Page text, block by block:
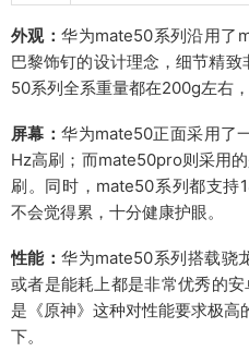
前置摄像头像
素
闪光灯 1组LED补光灯
调、超级夜景、
ivid、微距画中
焦、高像素模式
化、双景录像
慢动作、全景模
照片、快拍、
照、定时拍照
广角切换、夜景
外观：华为mate50系列沿用了
巴黎饰钉的设计理念，细节精
50系列全系重量都在200g左右
屏幕：华为mate50正面采用了
Hz高刷；而mate50pro则采用
刷。同时，mate50系列都支
不会觉得累，十分健康护眼。
性能：华为mate50系列搭载骁
或者是能耗上都是非常优秀的
是《原神》这种对性能要求极
下。